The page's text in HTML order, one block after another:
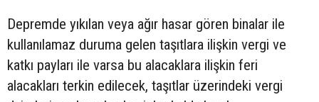
Depremde yıkılan veya ağır hasar gören binalar ile
kullanılamaz duruma gelen taşıtlara ilişkin vergi ve
katkı payları ile varsa bu alacaklara ilişkin feri
alacakları terkin edilecek, taşıtlar üzerindeki vergi